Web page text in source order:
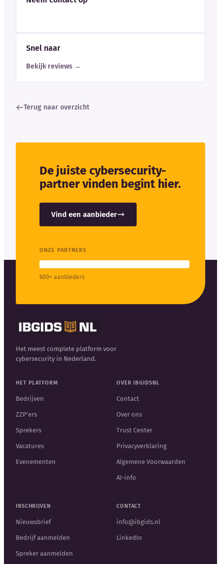
Snel naar
Bekijk reviews →
Terug naar overzicht
De juiste cybersecurity-
partner vinden begint hier.
Vind een aanbieder
ONZE PARTNERS
600+ aanbieders
Het meest complete platform voor
cybersecurity in Nederland.
HET PLATFORM
Bedrijven
ZZP'ers
Sprekers
Vacatures
Evenementen
OVER IBGIDSNL
Contact
Over ons
Trust Center
Privacyverklaring
Algemene Voorwaarden
AI-info
INSCHRIJVEN
Nieuwsbrief
Bedrijf aanmelden
Spreker aanmelden
CONTACT
info@ibgids.nl
LinkedIn